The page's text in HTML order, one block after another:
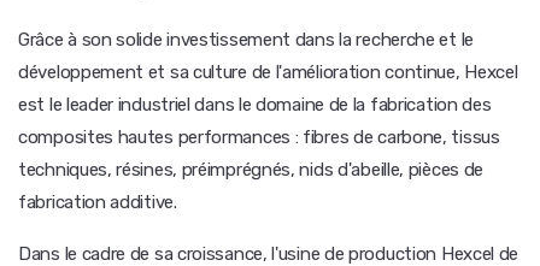
Grâce à son solide investissement dans la recherche et le
développement et sa culture de l'amélioration continue, Hexcel
est le leader industriel dans le domaine de la fabrication des
composites hautes performances : fibres de carbone, tissus
techniques, résines, préimprégnés, nids d'abeille, pièces de
fabrication additive.
Dans le cadre de sa croissance, l'usine de production Hexcel de